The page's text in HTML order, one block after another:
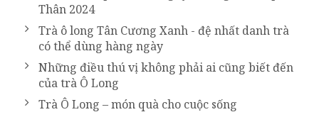
Thân 2024
Trà ô long Tân Cương Xanh - đệ nhất danh trà
có thể dùng hàng ngày
Những điều thú vị không phải ai cũng biết đến
của trà Ô Long
Trà Ô Long – món quà cho cuộc sống